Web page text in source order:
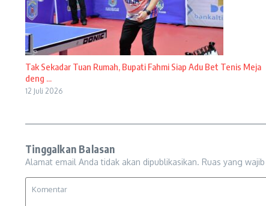
Tak Sekadar Tuan Rumah, Bupati Fahmi Siap Adu Bet Tenis Meja
deng ...
12 Juli 2026
Tinggalkan Balasan
Alamat email Anda tidak akan dipublikasikan. Ruas yang